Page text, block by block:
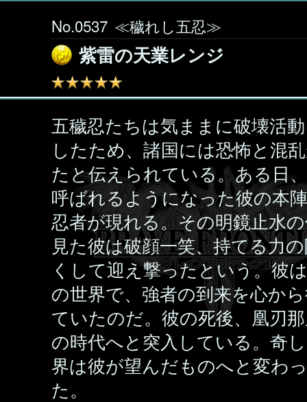
No.0537 ≪穢れし五忍≫
紫雷の天業レンジ
五穢忍たちは気ままに破壊活
したため、諸国には恐怖と混
たと伝えられている。ある日
呼ばれるようになった彼の本
忍者が現れる。その明鏡止水
見た彼は破顔一笑、持てる力
くして迎え撃ったという。彼
の世界で、強者の到来を心か
ていたのだ。彼の死後、凰刃
の時代へと突入している。奇
界は彼が望んだものへと変わ
た。